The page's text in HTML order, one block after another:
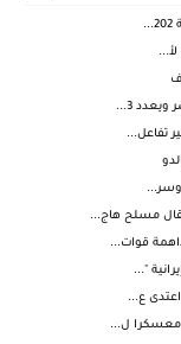
3...
تفاعل...
"...
ع...
معسكرا ل...